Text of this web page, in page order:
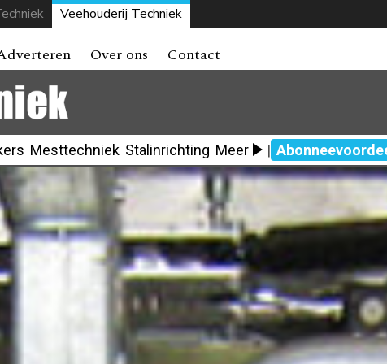
Veehouderij Techniek
Over ons Contact
Mesttechniek Stalinrichting Meer |